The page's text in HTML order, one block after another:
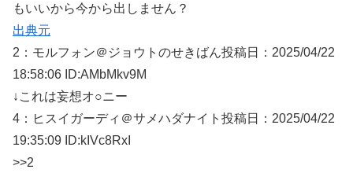
もいいから今から出しません？
出典元
2： モルフォン＠ジョウトのせきばん投稿日：2025/04/22
18:58:06 ID:AMbMkv9M
↓これは妄想オ○ニー
4： ヒスイガーディ＠サメハダナイト 投稿日：2025/04/22
19:35:09 ID:kIVc8RxI
>>2